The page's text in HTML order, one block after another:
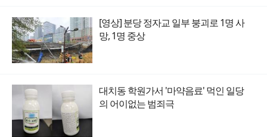
[영상] 분당 정자교 일부 붕괴로 1명 사
망, 1명 중상
대치동 학원가서 '마약음료' 먹인 일당
의 어이없는 범죄극